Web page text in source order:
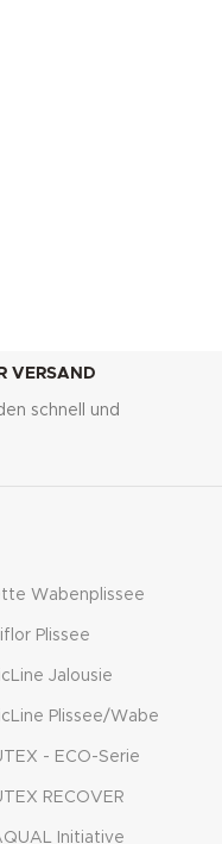
VERSAND
schnell und
Wabenplissee
Plissee
Jalousie
Plissee/Wabe
- ECO-Serie
RECOVER
Initiative